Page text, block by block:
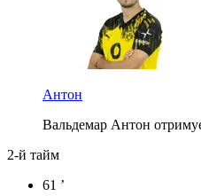
Антон
Вальдемар Антон
2-й тайм
61 ’